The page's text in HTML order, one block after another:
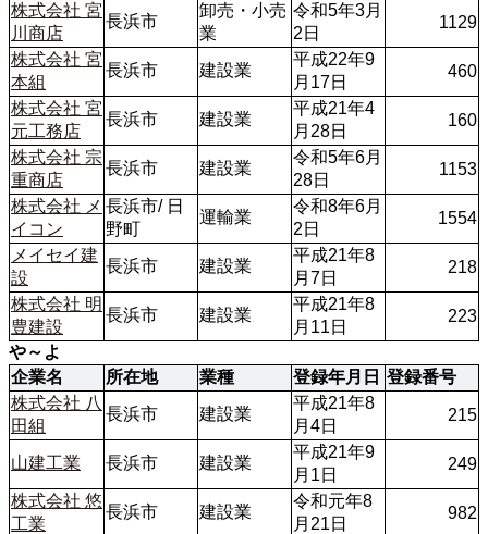
株式会社 宮
川商店
長浜市
卸売・小売
業
令和5年3月
2日
1129
株式会社 宮
本組
長浜市 建設業
平成22年9
月17日
460
株式会社 宮
元工務店
長浜市 建設業
平成21年4
月28日
160
株式会社 宗
重商店
長浜市 建設業
令和5年6月
28日
1153
株式会社 メ
イコン
長浜市/ 日
野町
運輸業
令和8年6月
2日
1554
メイセイ建
設
長浜市 建設業
平成21年8
月7日
218
株式会社 明
豊建設
長浜市 建設業
平成21年8
月11日
223
や～よ
企業名
所在地 業種 登録年月日 登録番号
株式会社 八
田組
長浜市 建設業
平成21年8
月4日
215
山建工業 長浜市 建設業
平成21年9
月1日
249
株式会社 悠
工業
長浜市 建設業
令和元年8
月21日
982